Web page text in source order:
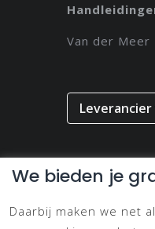
Van der Meer
Alle rechten
We bieden je
Daarbij maken we net